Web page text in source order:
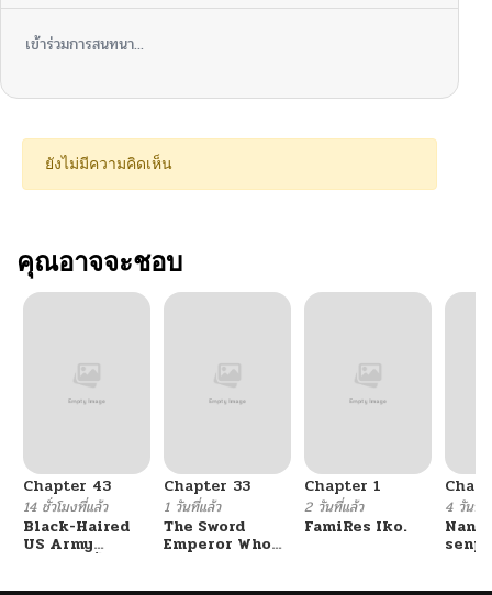
เข้าร่วมการสนทนา...
ยังไม่มีความคิดเห็น
คุณอาจจะชอบ
Chapter 43
14 ชั่วโมงที่แล้ว
Black-Haired
US Army
Chapter 33
1 วันที่แล้ว
The Sword
Emperor Who
Chapter 1
2 วันที่แล้ว
FamiRes Iko.
4 วันที่